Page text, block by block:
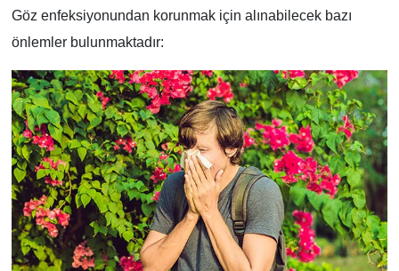
Göz enfeksiyonundan korunmak için alınabilecek bazı
önlemler bulunmaktadır: